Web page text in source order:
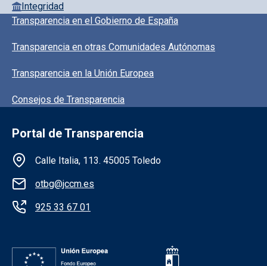
Integridad
Pie de pagina información
Transparencia en el Gobierno de España
Transparencia en otras Comunidades Autónomas
Transparencia en la Unión Europea
Consejos de Transparencia
Portal de Transparencia
Información de la institución
Calle Italia, 113. 45005 Toledo
otbg@jccm.es
925 33 67 01